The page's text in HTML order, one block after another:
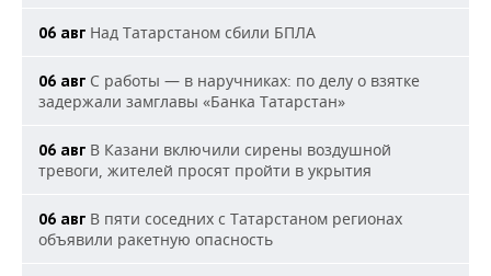
06 авг Над Татарстаном сбили БПЛА
06 авг С работы — в наручниках: по делу о взятке
задержали замглавы «Банка Татарстан»
06 авг В Казани включили сирены воздушной
тревоги, жителей просят пройти в укрытия
06 авг В пяти соседних с Татарстаном регионах
объявили ракетную опасность